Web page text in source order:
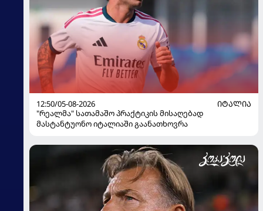
12:50/05-08-2026
ᲘᲢᲐᲚᲘᲐ
"რეალმა" სათამაშო პრაქტიკის მისაღებად
მასტანტუონო იტალიაში გაანათხოვრა